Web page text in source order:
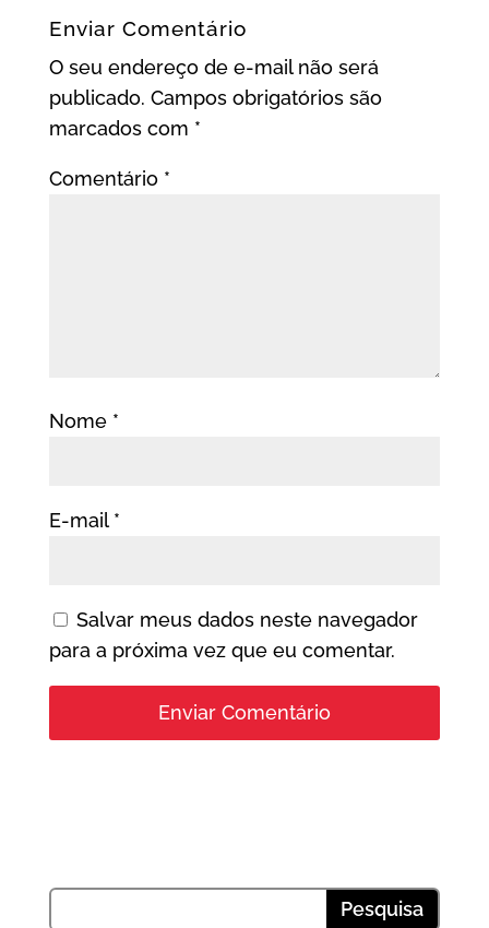
Enviar Comentário
O seu endereço de e-mail não será
publicado. Campos obrigatórios são
marcados com *
Comentário *
Nome *
E-mail *
Salvar meus dados neste navegador
para a próxima vez que eu comentar.